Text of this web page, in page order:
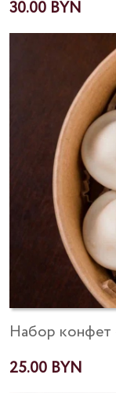
30.00
Набор конфет
25.00